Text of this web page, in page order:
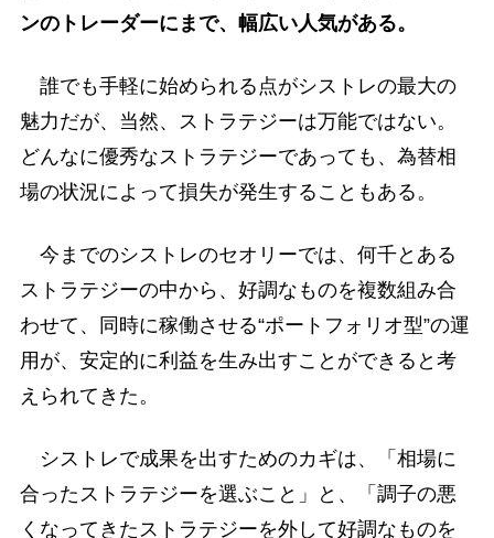
ンのトレーダーにまで、幅広い人気がある。
誰でも手軽に始められる点がシストレの最大の
魅力だが、当然、ストラテジーは万能ではない。
どんなに優秀なストラテジーであっても、為替相
場の状況によって損失が発生することもある。
今までのシストレのセオリーでは、何千とある
ストラテジーの中から、好調なものを複数組み合
わせて、同時に稼働させる“ポートフォリオ型”の運
用が、安定的に利益を生み出すことができると考
えられてきた。
シストレで成果を出すためのカギは、「相場に
合ったストラテジーを選ぶこと」と、「調子の悪
くなってきたストラテジーを外して好調なものを